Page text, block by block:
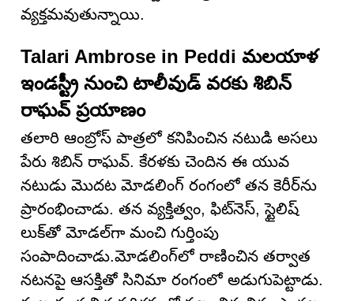
వ్యక్తమవుతున్నాయి.
Talari Ambrose in Peddi మలయాళ
ఇండస్ట్రీ నుంచి టాలీవుడ్ వరకు శిబిన్
రాఘవ్ ప్రయాణం
తలారి ఆంబ్రోస్ పాత్రలో కనిపించిన నటుడి అసలు
పేరు శిబిన్ రాఘవ్. కేరళకు చెందిన ఈ యువ
నటుడు మొదట మోడలింగ్ రంగంలో తన కెరీర్‌ను
ప్రారంభించాడు. తన వ్యక్తిత్వం, ఫిట్‌నెస్, స్టైలిష్
లుక్‌తో మోడల్‌గా మంచి గుర్తింపు
సంపాదించాడు.మోడలింగ్‌లో రాణించిన తర్వాత
నటనపై ఆసక్తితో సినిమా రంగంలో అడుగుపెట్టాడు.